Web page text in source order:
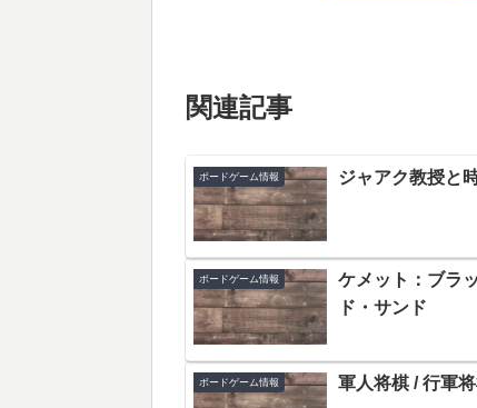
関連記事
ボードゲーム情報 ジャアク教授と
ボードゲーム情報
ケメット：ブラ
ド・サンド
ボードゲーム情報 軍人将棋 / 行軍